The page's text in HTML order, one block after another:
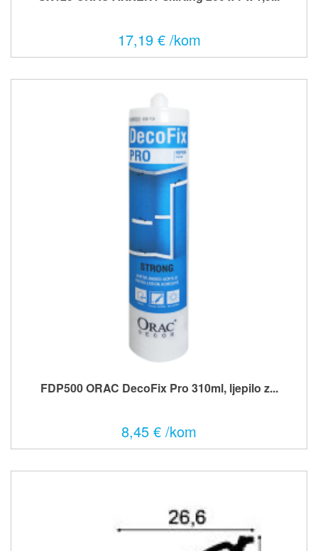
17,19 € /kom
FDP500 ORAC DecoFix Pro 310ml, ljepilo z...
8,45 € /kom